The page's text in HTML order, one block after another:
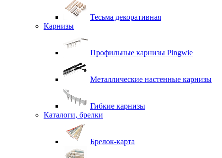
Тесьма декоративная
Карнизы
Профильные карнизы Pingwie
Металлические настенные карнизы
Гибкие карнизы
Каталоги, брелки
Брелок-карта